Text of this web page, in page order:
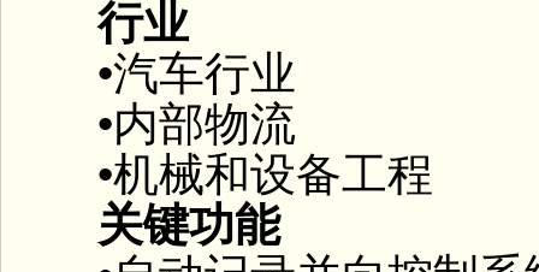
行业
•汽车行业
•内部物流
•机械和设备工程
关键功能